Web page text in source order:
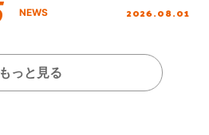
NEWS 2026.08.01
もっと見る